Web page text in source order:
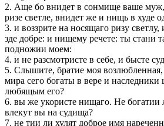
2. Аще бо внидет в сонмище ваше муж,
ризe свeтлe, внидет же и нищь в худe
3. и воззрите на носящаго ризу
здe добрe: и нищему речете: ты стани
подножии моем:
4. и не разсмотристе в себe, и бысте
5. Слышите, братие моя
мира сего богаты в вeрe и наслeдники
любящым его?
6. вы же укористе нищаго. Не
влекут вы на судища?
7. не тии ли хулят доброе имя